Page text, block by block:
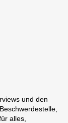
und den
alles,